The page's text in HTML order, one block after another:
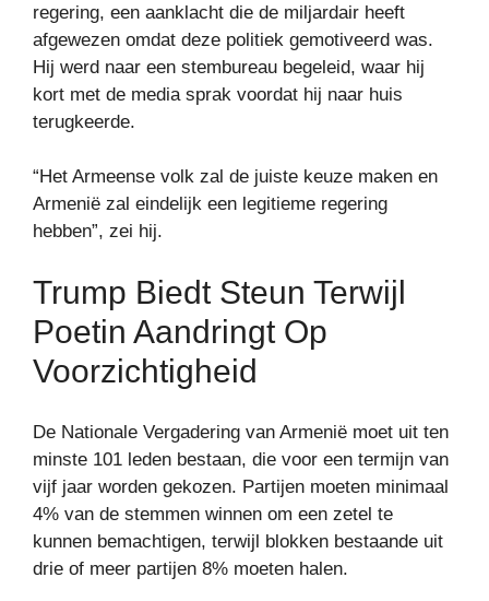
regering, een aanklacht die de miljardair heeft
afgewezen omdat deze politiek gemotiveerd was.
Hij werd naar een stembureau begeleid, waar hij
kort met de media sprak voordat hij naar huis
terugkeerde.
“Het Armeense volk zal de juiste keuze maken en
Armenië zal eindelijk een legitieme regering
hebben”, zei hij.
Trump Biedt Steun Terwijl
Poetin Aandringt Op
Voorzichtigheid
De Nationale Vergadering van Armenië moet uit ten
minste 101 leden bestaan, die voor een termijn van
vijf jaar worden gekozen. Partijen moeten minimaal
4% van de stemmen winnen om een ​​zetel te
kunnen bemachtigen, terwijl blokken bestaande uit
drie of meer partijen 8% moeten halen.